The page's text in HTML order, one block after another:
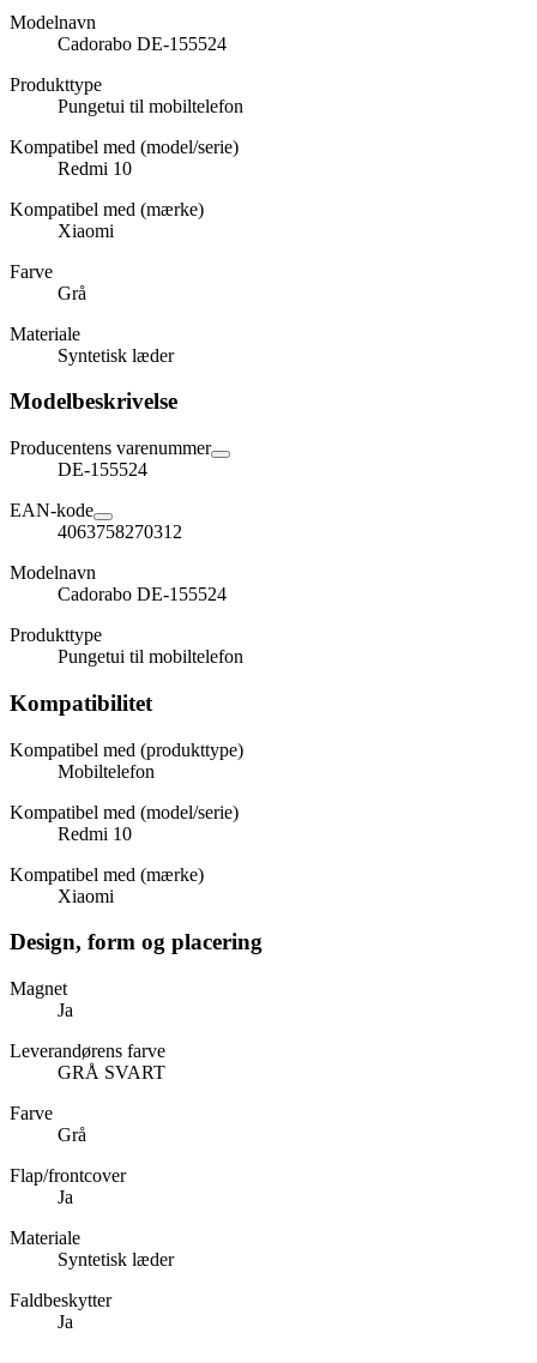
Modelnavn
Cadorabo DE-155524
Produkttype
Pungetui til mobiltelefon
Kompatibel med (model/serie)
Redmi 10
Kompatibel med (mærke)
Xiaomi
Farve
Grå
Materiale
Syntetisk læder
Modelbeskrivelse
Producentens varenummer
DE-155524
EAN-kode
4063758270312
Modelnavn
Cadorabo DE-155524
Produkttype
Pungetui til mobiltelefon
Kompatibilitet
Kompatibel med (produkttype)
Mobiltelefon
Kompatibel med (model/serie)
Redmi 10
Kompatibel med (mærke)
Xiaomi
Design, form og placering
Magnet
Ja
Leverandørens farve
GRÅ SVART
Farve
Grå
Flap/frontcover
Ja
Materiale
Syntetisk læder
Faldbeskytter
Ja